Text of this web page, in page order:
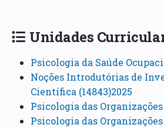
Unidades
Psicologia da Saúde
Noções Introdutórias de
Científica (14843)2025
Psicologia das Organizações
Psicologia das Organizações